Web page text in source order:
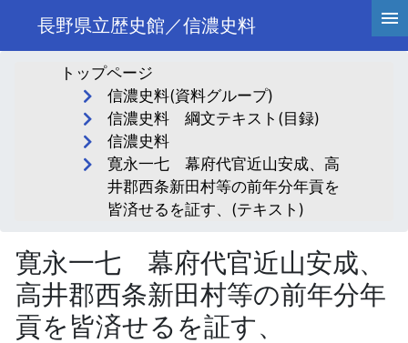
長野県立歴史館／信濃史料
トップページ
信濃史料(資料グループ)
信濃史料 綱文テキスト(目録)
信濃史料
寛永一七 幕府代官近山安成、高
井郡西条新田村等の前年分年貢を
皆済せるを証す、(テキスト)
寛永一七 幕府代官近山安成、
高井郡西条新田村等の前年分年
貢を皆済せるを証す、